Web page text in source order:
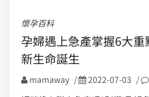
懷孕百科
孕婦遇上急產掌握6大
新生命誕生
mamaway / 2022-07-03 /